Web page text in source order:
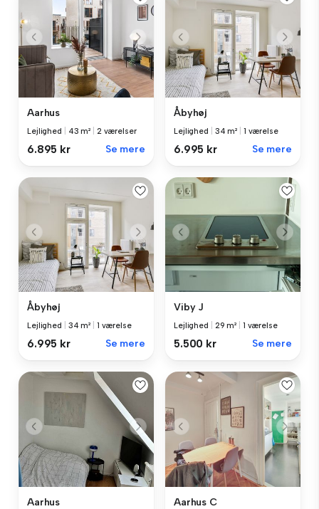
Aarhus
Lejlighed 43 m² 2 værelser
6.895 kr Se mere
Åbyhøj
Lejlighed 34 m² 1 værelse
6.995 kr Se mere
Åbyhøj
Lejlighed 34 m² 1 værelse
6.995 kr Se mere
Viby J
Lejlighed 29 m² 1 værelse
5.500 kr Se mere
Aarhus Aarhus C